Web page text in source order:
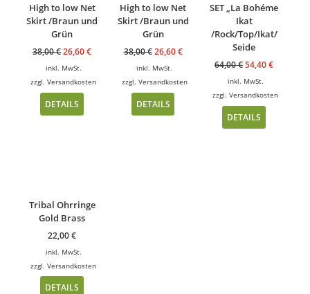
High to low Net
Skirt /Braun und
Grün
38,00€26,60€
inkl. MwSt.
zzgl.Versandkosten
DETAILS
High to low Net
Skirt /Braun und
Grün
38,00€ 26,60€
inkl. MwSt.
zzgl. Versandkosten
DETAILS
SET „La Bohéme
Ikat
/Rock/Top/Ikat/
Seide
64,00€54,40€
inkl. MwSt.
zzgl.Versandkosten
DETAILS
Tribal Ohrringe
Gold Brass
22,00€
inkl. MwSt.
zzgl.Versandkosten
DETAILS